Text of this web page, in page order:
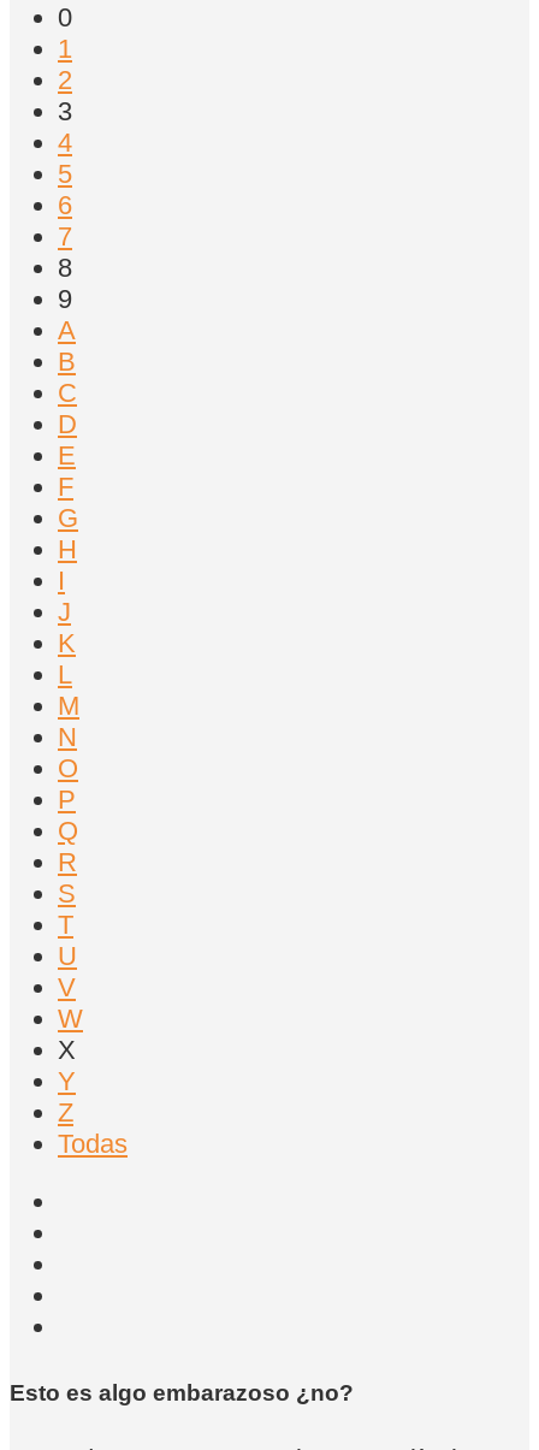
0
1
2
3
4
5
6
7
8
9
A
B
C
D
E
F
G
H
I
J
K
L
M
N
O
P
Q
R
S
T
U
V
W
X
Y
Z
Todas
Esto es algo embarazoso ¿no?